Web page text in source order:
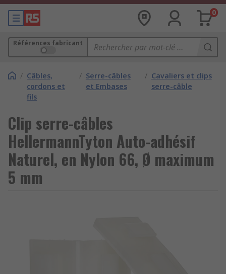
0
Références fabricant
/ Câbles,
cordons et
fils
/ Serre-câbles
et Embases
/ Cavaliers et clips
serre-câble
Clip serre-câbles
HellermannTyton Auto-adhésif
Naturel, en Nylon 66, Ø maximum
5 mm